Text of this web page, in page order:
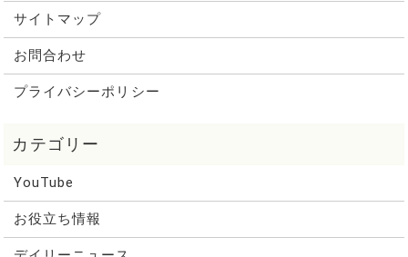
サイトマップ
お問合わせ
プライバシーポリシー
YouTube
お役立ち情報